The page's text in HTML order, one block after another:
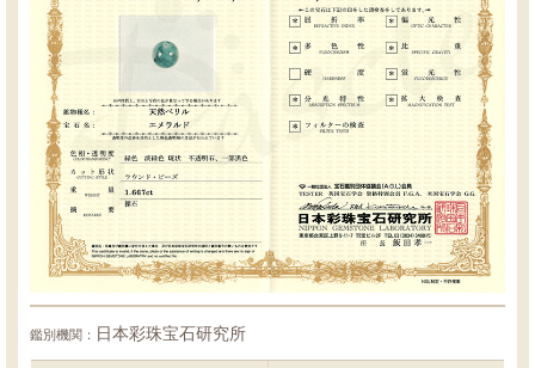
鑑別機関： 日本彩珠宝石研究所